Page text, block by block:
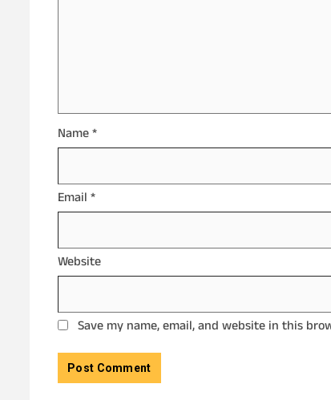
Name*
Email *
Website
Save my name, email, and website in this